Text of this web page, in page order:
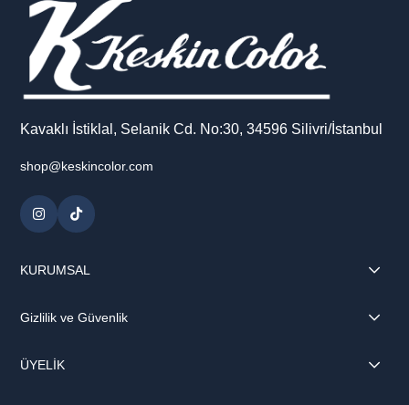
Kavaklı İstiklal, Selanik Cd. No:30, 34596 Silivri/İstanbul
shop@keskincolor.com
KURUMSAL
Gizlilik ve Güvenlik
ÜYELİK